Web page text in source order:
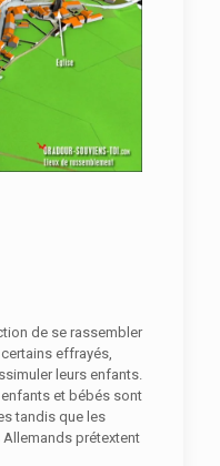
de se rassembler
effrayés,
leurs enfants.
et bébés sont
tandis que les
prétextent